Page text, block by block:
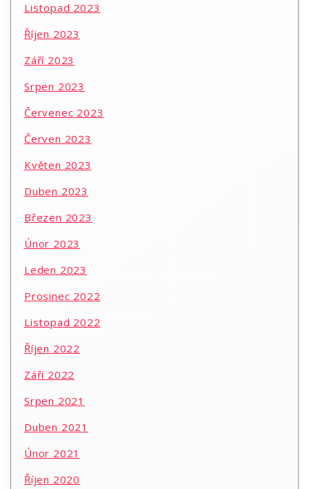
Listopad 2023
Říjen 2023
Září 2023
Srpen 2023
Červenec 2023
Červen 2023
Květen 2023
Duben 2023
Březen 2023
Únor 2023
Leden 2023
Prosinec 2022
Listopad 2022
Říjen 2022
Září 2022
Srpen 2021
Duben 2021
Únor 2021
Říjen 2020